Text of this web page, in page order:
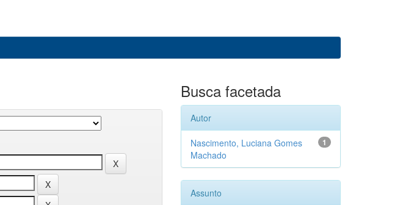
Busca facetada
Autor
1
Nascimento, Luciana Gomes
Machado
Assunto